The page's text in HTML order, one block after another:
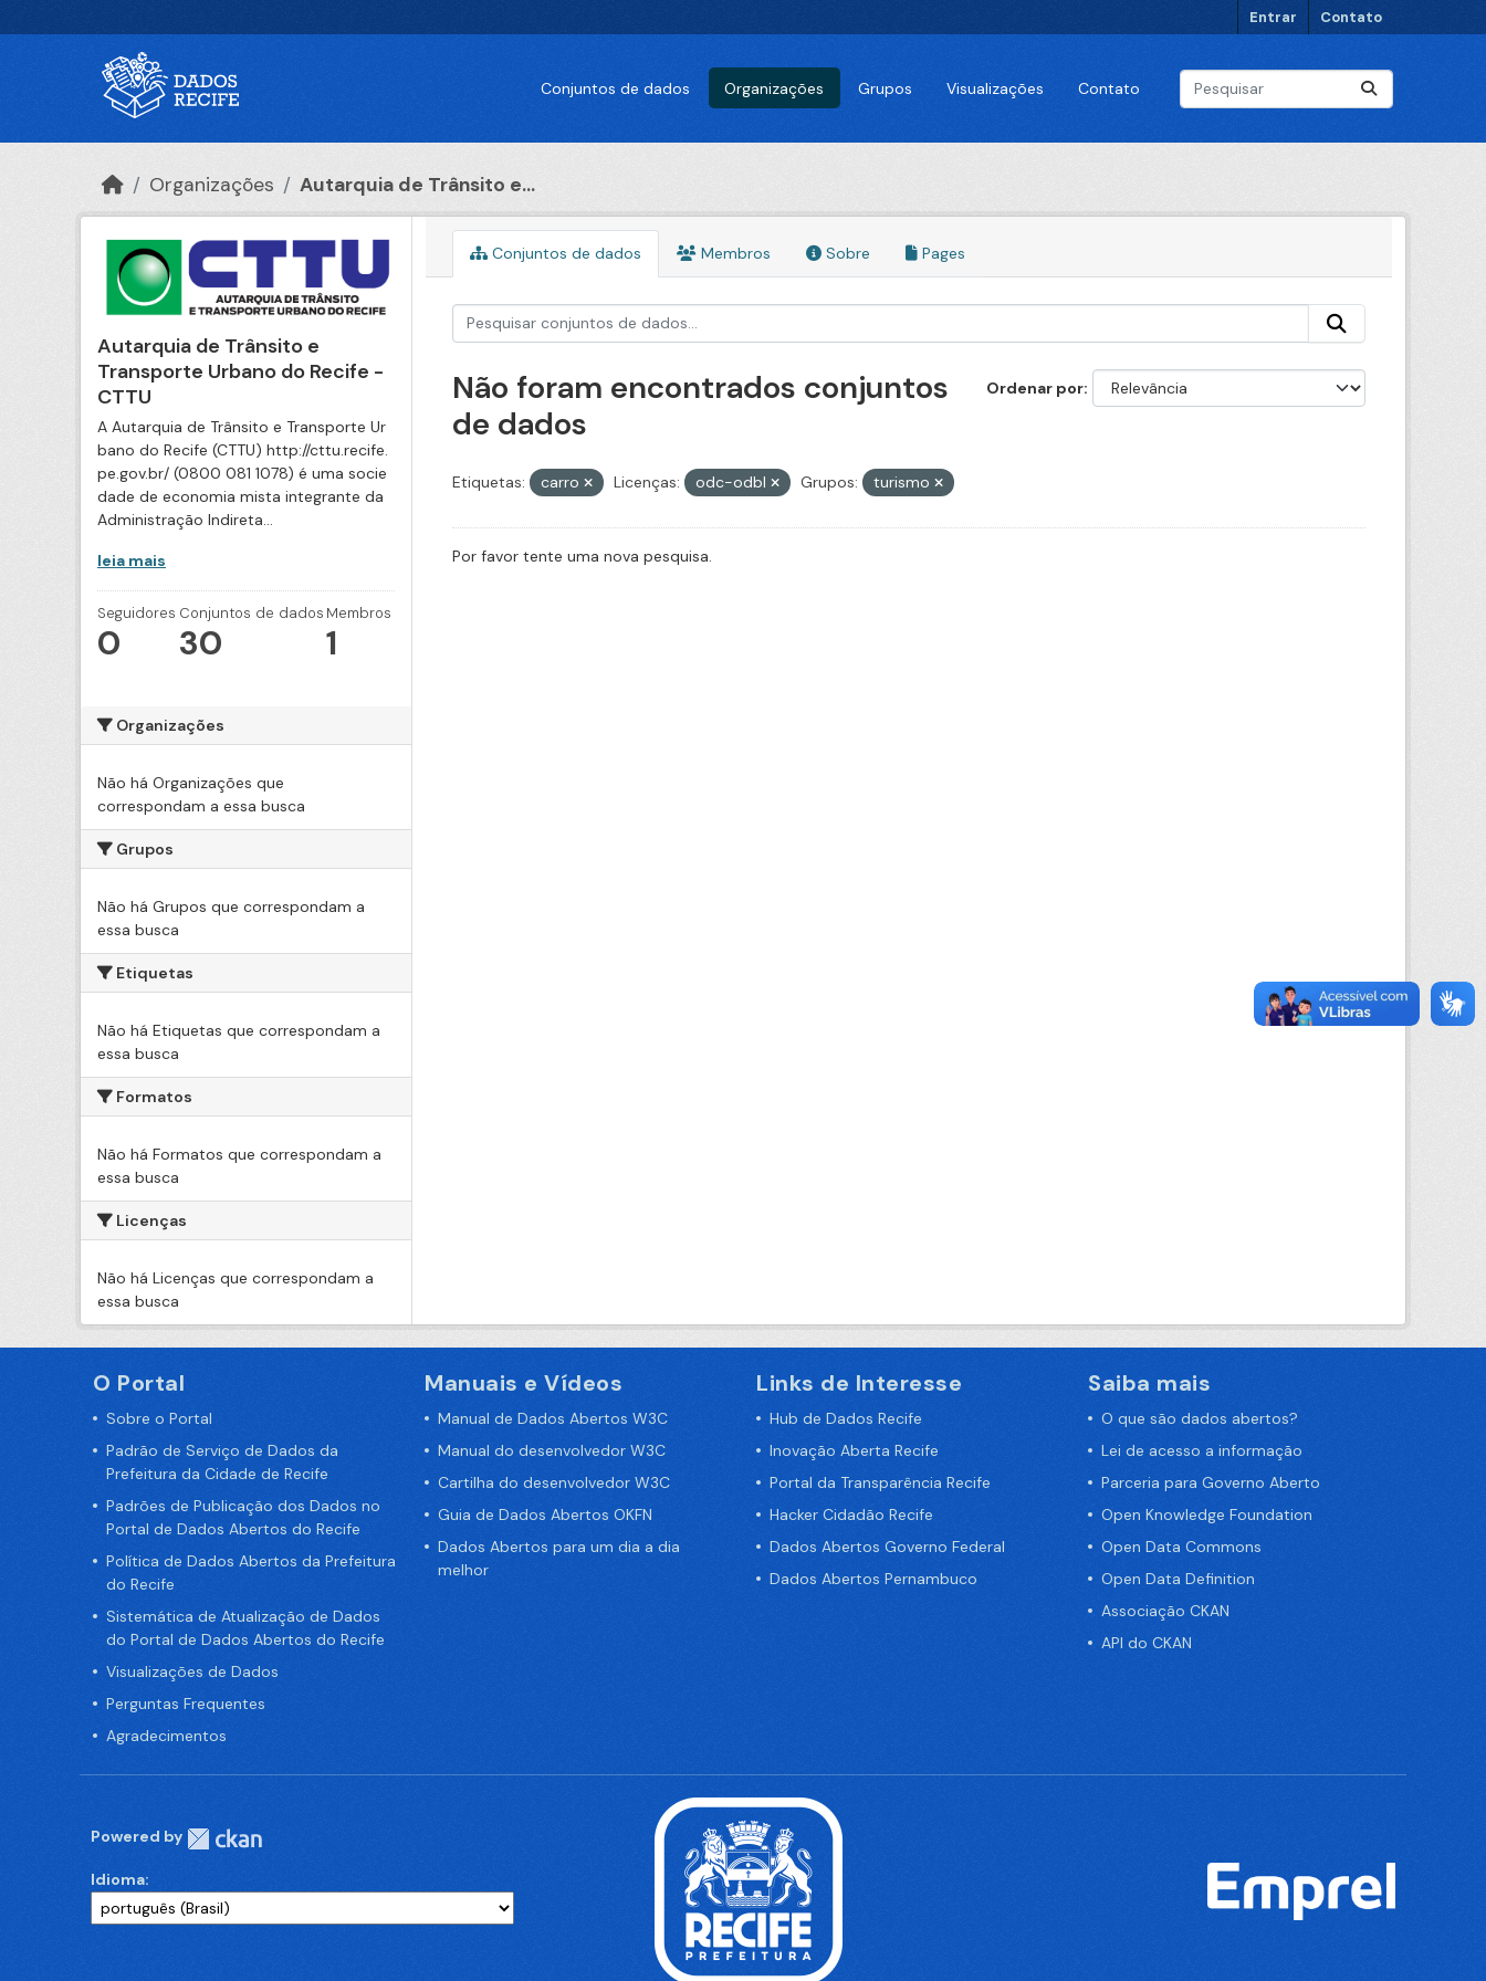
Entrar Contato
Conjuntos de dados Organizações Grupos Visualizações Contato
Organizações Autarquia de Trânsito e...
Autarquia de Trânsito e
Transporte Urbano do Recife -
CTTU
A Autarquia de Trânsito e Transporte Ur
bano do Recife (CTTU) http://cttu.recife.
pe.gov.br/ (0800 081 1078) é uma socie
dade de economia mista integrante da
Administração Indireta...
leia mais
Seguidores
0
Conjuntos de dados
30
Membros
1
Organizações
Não há Organizações que
correspondam a essa busca
Grupos
Não há Grupos que correspondam a
essa busca
Etiquetas
Não há Etiquetas que correspondam a
essa busca
Formatos
Não há Formatos que correspondam a
essa busca
Licenças
Não há Licenças que correspondam a
essa busca
Conjuntos de dados Membros Sobre Pages
Ordenar por
Não foram encontrados conjuntos
de dados
Etiquetas: carro Licenças: odc-odbl Grupos: turismo
Por favor tente uma nova pesquisa.
O Portal
Sobre o Portal
Padrão de Serviço de Dados da
Prefeitura da Cidade de Recife
Padrões de Publicação dos Dados no
Portal de Dados Abertos do Recife
Política de Dados Abertos da Prefeitura
do Recife
Sistemática de Atualização de Dados
do Portal de Dados Abertos do Recife
Visualizações de Dados
Perguntas Frequentes
Agradecimentos
Manuais e Vídeos
Manual de Dados Abertos W3C
Manual do desenvolvedor W3C
Cartilha do desenvolvedor W3C
Guia de Dados Abertos OKFN
Dados Abertos para um dia a dia
melhor
Links de Interesse
Hub de Dados Recife
Inovação Aberta Recife
Portal da Transparência Recife
Hacker Cidadão Recife
Dados Abertos Governo Federal
Dados Abertos Pernambuco
Saiba mais
O que são dados abertos?
Lei de acesso a informação
Parceria para Governo Aberto
Open Knowledge Foundation
Open Data Commons
Open Data Definition
Associação CKAN
API do CKAN
Powered by
Idioma